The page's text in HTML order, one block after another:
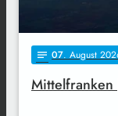
notes 07. August
Mittelfranken